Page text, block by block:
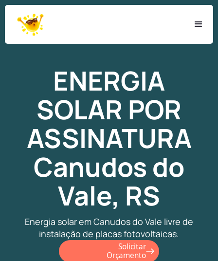
ENERGIA
SOLAR POR
ASSINATURA
Canudos do
Vale, RS
Energia solar em Canudos do Vale livre de
instalação de placas fotovoltaicas.
Solicitar
Orçamento